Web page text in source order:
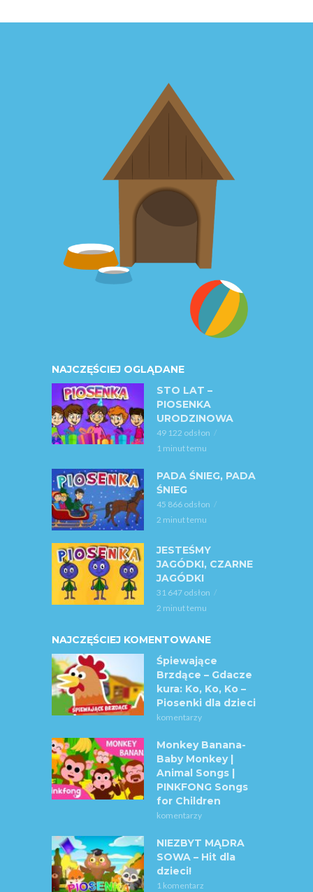
NAJCZĘŚCIEJ OGLĄDANE
STO LAT –
PIOSENKA
URODZINOWA
49 122 odsłon
1 minut temu
PADA ŚNIEG, PADA
ŚNIEG
45 866 odsłon
2 minut temu
JESTEŚMY
JAGÓDKI, CZARNE
JAGÓDKI
31 647 odsłon
2 minut temu
NAJCZĘŚCIEJ KOMENTOWANE
Śpiewające
Brzdące – Gdacze
kura: Ko, Ko, Ko –
Piosenki dla dzieci
komentarzy
Monkey Banana-
Baby Monkey |
Animal Songs |
PINKFONG Songs
for Children
komentarzy
NIEZBYT MĄDRA
SOWA – Hit dla
dzieci!
1 komentarz